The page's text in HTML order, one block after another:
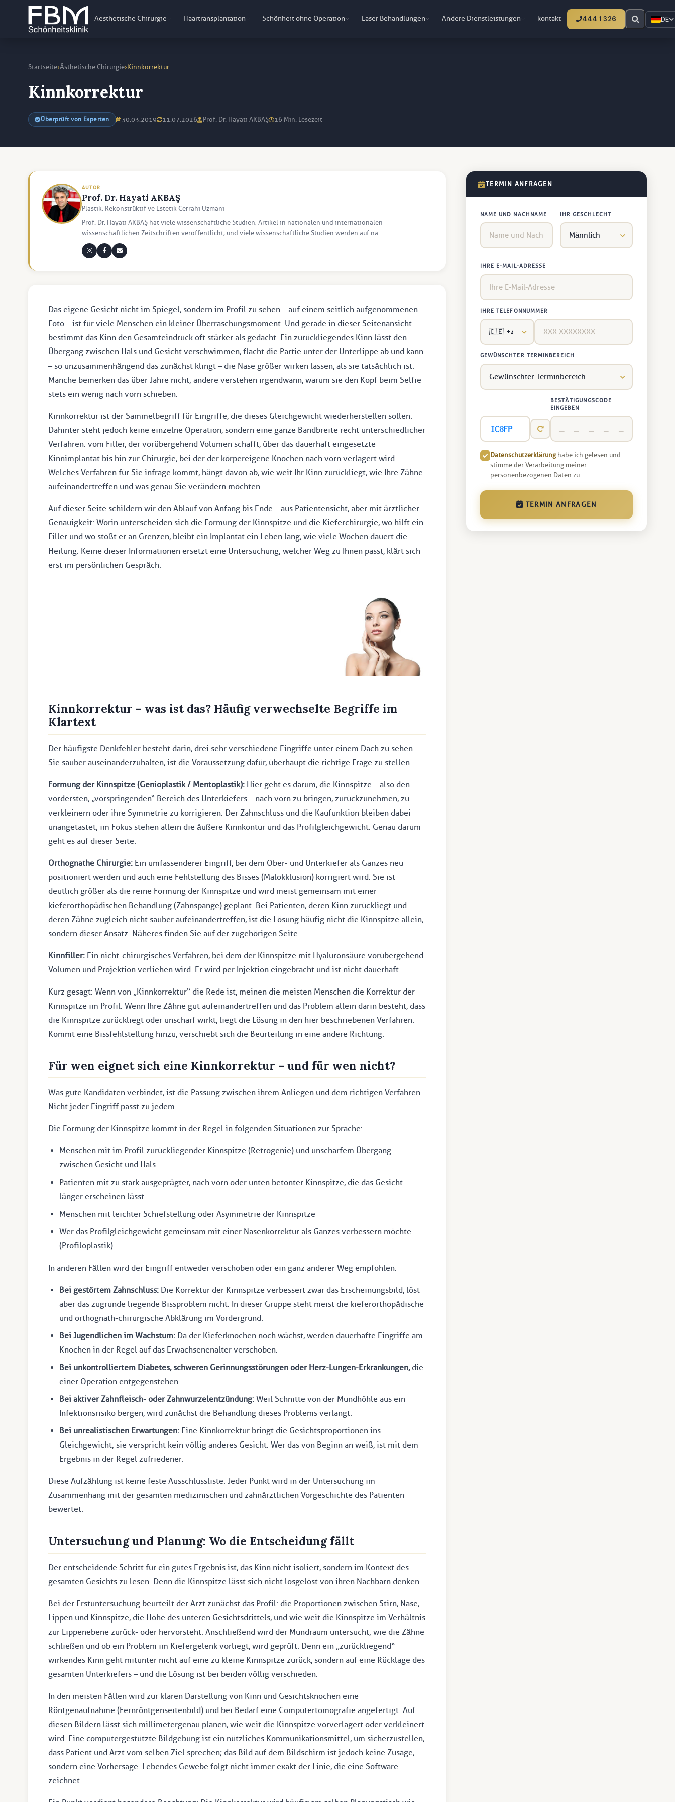
Aesthetische Chirurgie Haartransplantation Schönheit ohne Operation Laser Behandlungen Andere Dienstleistungen kontakt 444 1 326 DE
Startseite›Ästhetische Chirurgie›Kinnkorrektur
Kinnkorrektur
Überprüft von Experten 30.03.2019 11.07.2026 Prof. Dr. Hayati AKBAŞ 16 Min. Lesezeit
AUTOR
Prof. Dr. Hayati AKBAŞ
Plastik, Rekonstrüktif ve Estetik Cerrahi Uzmanı
Prof. Dr. Hayati AKBAŞ hat viele wissenschaftliche Studien, Artikel in nationalen und internationalen
wissenschaftlichen Zeitschriften veröffentlicht, und viele wissenschaftliche Studien werden auf na...
Das eigene Gesicht nicht im Spiegel, sondern im Profil zu sehen – auf einem seitlich aufgenommenen
Foto – ist für viele Menschen ein kleiner Überraschungsmoment. Und gerade in dieser Seitenansicht
bestimmt das Kinn den Gesamteindruck oft stärker als gedacht. Ein zurückliegendes Kinn lässt den
Übergang zwischen Hals und Gesicht verschwimmen, flacht die Partie unter der Unterlippe ab und kann
– so unzusammenhängend das zunächst klingt – die Nase größer wirken lassen, als sie tatsächlich ist.
Manche bemerken das über Jahre nicht; andere verstehen irgendwann, warum sie den Kopf beim Selfie
stets ein wenig nach vorn schieben.
Kinnkorrektur ist der Sammelbegriff für Eingriffe, die dieses Gleichgewicht wiederherstellen sollen.
Dahinter steht jedoch keine einzelne Operation, sondern eine ganze Bandbreite recht unterschiedlicher
Verfahren: vom Filler, der vorübergehend Volumen schafft, über das dauerhaft eingesetzte
Kinnimplantat bis hin zur Chirurgie, bei der der körpereigene Knochen nach vorn verlagert wird.
Welches Verfahren für Sie infrage kommt, hängt davon ab, wie weit Ihr Kinn zurückliegt, wie Ihre Zähne
aufeinandertreffen und was genau Sie verändern möchten.
Auf dieser Seite schildern wir den Ablauf von Anfang bis Ende – aus Patientensicht, aber mit ärztlicher
Genauigkeit: Worin unterscheiden sich die Formung der Kinnspitze und die Kieferchirurgie, wo hilft ein
Filler und wo stößt er an Grenzen, bleibt ein Implantat ein Leben lang, wie viele Wochen dauert die
Heilung. Keine dieser Informationen ersetzt eine Untersuchung; welcher Weg zu Ihnen passt, klärt sich
erst im persönlichen Gespräch.
Kinnkorrektur – was ist das? Häufig verwechselte Begriffe im
Klartext
Der häufigste Denkfehler besteht darin, drei sehr verschiedene Eingriffe unter einem Dach zu sehen.
Sie sauber auseinanderzuhalten, ist die Voraussetzung dafür, überhaupt die richtige Frage zu stellen.
Formung der Kinnspitze (Genioplastik / Mentoplastik): Hier geht es darum, die Kinnspitze – also den
vordersten, „vorspringenden“ Bereich des Unterkiefers – nach vorn zu bringen, zurückzunehmen, zu
verkleinern oder ihre Symmetrie zu korrigieren. Der Zahnschluss und die Kaufunktion bleiben dabei
unangetastet; im Fokus stehen allein die äußere Kinnkontur und das Profilgleichgewicht. Genau darum
geht es auf dieser Seite.
Orthognathe Chirurgie: Ein umfassenderer Eingriff, bei dem Ober- und Unterkiefer als Ganzes neu
positioniert werden und auch eine Fehlstellung des Bisses (Malokklusion) korrigiert wird. Sie ist
deutlich größer als die reine Formung der Kinnspitze und wird meist gemeinsam mit einer
kieferorthopädischen Behandlung (Zahnspange) geplant. Bei Patienten, deren Kinn zurückliegt und
deren Zähne zugleich nicht sauber aufeinandertreffen, ist die Lösung häufig nicht die Kinnspitze allein,
sondern dieser Ansatz. Näheres finden Sie auf der zugehörigen Seite.
Kinnfiller: Ein nicht-chirurgisches Verfahren, bei dem der Kinnspitze mit Hyaluronsäure vorübergehend
Volumen und Projektion verliehen wird. Er wird per Injektion eingebracht und ist nicht dauerhaft.
Kurz gesagt: Wenn von „Kinnkorrektur“ die Rede ist, meinen die meisten Menschen die Korrektur der
Kinnspitze im Profil. Wenn Ihre Zähne gut aufeinandertreffen und das Problem allein darin besteht, dass
die Kinnspitze zurückliegt oder unscharf wirkt, liegt die Lösung in den hier beschriebenen Verfahren.
Kommt eine Bissfehlstellung hinzu, verschiebt sich die Beurteilung in eine andere Richtung.
Für wen eignet sich eine Kinnkorrektur – und für wen nicht?
Was gute Kandidaten verbindet, ist die Passung zwischen ihrem Anliegen und dem richtigen Verfahren.
Nicht jeder Eingriff passt zu jedem.
Die Formung der Kinnspitze kommt in der Regel in folgenden Situationen zur Sprache:
Menschen mit im Profil zurückliegender Kinnspitze (Retrogenie) und unscharfem Übergang
zwischen Gesicht und Hals
Patienten mit zu stark ausgeprägter, nach vorn oder unten betonter Kinnspitze, die das Gesicht
länger erscheinen lässt
Menschen mit leichter Schiefstellung oder Asymmetrie der Kinnspitze
Wer das Profilgleichgewicht gemeinsam mit einer Nasenkorrektur als Ganzes verbessern möchte
(Profiloplastik)
In anderen Fällen wird der Eingriff entweder verschoben oder ein ganz anderer Weg empfohlen:
Bei gestörtem Zahnschluss: Die Korrektur der Kinnspitze verbessert zwar das Erscheinungsbild, löst
aber das zugrunde liegende Bissproblem nicht. In dieser Gruppe steht meist die kieferorthopädische
und orthognath-chirurgische Abklärung im Vordergrund.
Bei Jugendlichen im Wachstum: Da der Kieferknochen noch wächst, werden dauerhafte Eingriffe am
Knochen in der Regel auf das Erwachsenenalter verschoben.
Bei unkontrolliertem Diabetes, schweren Gerinnungsstörungen oder Herz-Lungen-Erkrankungen,die
einer Operation entgegenstehen.
Bei aktiver Zahnfleisch- oder Zahnwurzelentzündung: Weil Schnitte von der Mundhöhle aus ein
Infektionsrisiko bergen, wird zunächst die Behandlung dieses Problems verlangt.
Bei unrealistischen Erwartungen: Eine Kinnkorrektur bringt die Gesichtsproportionen ins
Gleichgewicht; sie verspricht kein völlig anderes Gesicht. Wer das von Beginn an weiß, ist mit dem
Ergebnis in der Regel zufriedener.
Diese Aufzählung ist keine feste Ausschlussliste. Jeder Punkt wird in der Untersuchung im
Zusammenhang mit der gesamten medizinischen und zahnärztlichen Vorgeschichte des Patienten
bewertet.
Untersuchung und Planung: Wo die Entscheidung fällt
Der entscheidende Schritt für ein gutes Ergebnis ist, das Kinn nicht isoliert, sondern im Kontext des
gesamten Gesichts zu lesen. Denn die Kinnspitze lässt sich nicht losgelöst von ihren Nachbarn denken.
Bei der Erstuntersuchung beurteilt der Arzt zunächst das Profil: die Proportionen zwischen Stirn, Nase,
Lippen und Kinnspitze, die Höhe des unteren Gesichtsdrittels, und wie weit die Kinnspitze im Verhältnis
zur Lippenebene zurück- oder hervorsteht. Anschließend wird der Mundraum untersucht; wie die Zähne
schließen und ob ein Problem im Kiefergelenk vorliegt, wird geprüft. Denn ein „zurückliegend“
wirkendes Kinn geht mitunter nicht auf eine zu kleine Kinnspitze zurück, sondern auf eine Rücklage des
gesamten Unterkiefers – und die Lösung ist bei beiden völlig verschieden.
In den meisten Fällen wird zur klaren Darstellung von Kinn und Gesichtsknochen eine
Röntgenaufnahme (Fernröntgenseitenbild) und bei Bedarf eine Computertomografie angefertigt. Auf
diesen Bildern lässt sich millimetergenau planen, wie weit die Kinnspitze vorverlagert oder verkleinert
wird. Eine computergestützte Bildgebung ist ein nützliches Kommunikationsmittel, um sicherzustellen,
dass Patient und Arzt vom selben Ziel sprechen; das Bild auf dem Bildschirm ist jedoch keine Zusage,
sondern eine Vorhersage. Lebendes Gewebe folgt nicht immer exakt der Linie, die eine Software
zeichnet.
TERMIN ANFRAGEN
NAME UND NACHNAME IHR GESCHLECHT
IHRE E-MAIL-ADRESSE
IHRE TELEFONNUMMER
GEWÜNSCHTER TERMINBEREICH
BESTÄTIGUNGSCODE
EINGEBEN
Datenschutzerklärunghabe ich gelesen und
stimme der Verarbeitung meiner
personenbezogenen Daten zu.
TERMIN ANFRAGEN